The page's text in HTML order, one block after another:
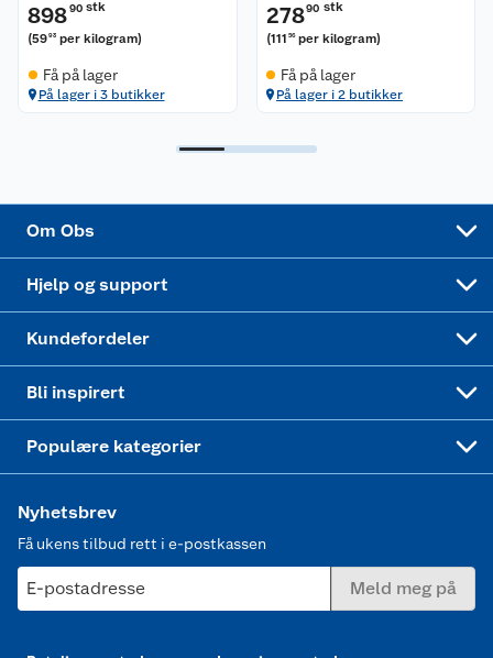
89890 stk
(5993 per kilogram)
Få på lager
På lager i 3 butikker
27890 stk
(111 56 per kilogram)
Få på lager
På lager i 2 butikker
Om Obs
Hjelp og support
Kjøpsvilkår
Kundefordeler
Coop medlem
Klikk og hent
Bli inspirert
Festdrakter til hele familien
Populære kategorier
Hagemøbler og utemøbler
Nyhetsbrev
Få ukens tilbud rett i e-postkassen
E-postadresse Meld meg på